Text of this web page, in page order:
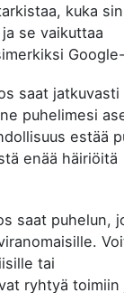
kuka
se vaikuttaa
saat jatkuvasti
puhelimesi
estää
enää häiriöitä
saat puhelun,
tai
ryhtyä toimiin